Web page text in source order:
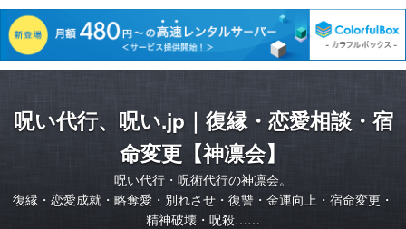
呪い代行、呪い.jp｜復縁・恋愛相談・宿
命変更【神凛会】
呪い代行・呪術代行の神凛会。
復縁・恋愛成就・略奪愛・別れさせ・復讐・金運向上・宿命変更・
精神破壊・呪殺……